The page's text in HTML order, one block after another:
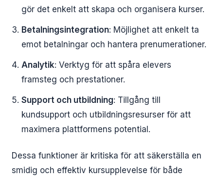
gör det enkelt att skapa och organisera kurser.
Betalningsintegration: Möjlighet att enkelt ta
emot betalningar och hantera prenumerationer.
Analytik: Verktyg för att spåra elevers
framsteg och prestationer.
Support och utbildning: Tillgång till
kundsupport och utbildningsresurser för att
maximera plattformens potential.
Dessa funktioner är kritiska för att säkerställa en
smidig och effektiv kursupplevelse för både